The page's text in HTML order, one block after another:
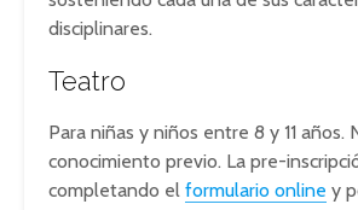
disciplinares.
Teatro
Para niñas y niños entre 8 y 11 años.
conocimiento previo. La pre-
completando el formulario online y